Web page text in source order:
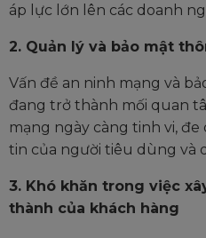
áp lực lớn lên các doanh
2. Quản lý và bảo mật
Vấn đề an ninh mạng và
đang trở thành mối quan
mạng ngày càng tinh vi,
tin của người tiêu dùng và
3. Khó khăn trong việc
thành của khách hàng